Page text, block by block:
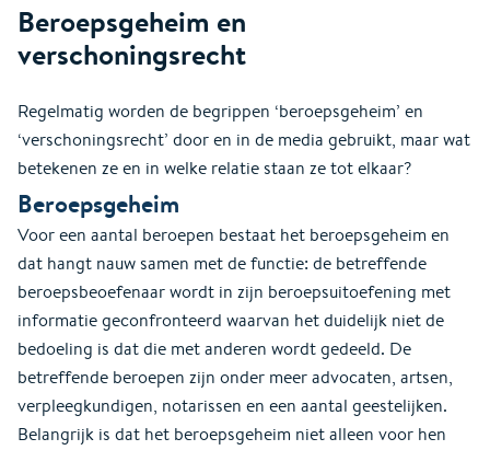
Beroepsgeheim en
verschoningsrecht
Regelmatig worden de begrippen ‘beroepsgeheim’ en
‘verschoningsrecht’ door en in de media gebruikt, maar wat
betekenen ze en in welke relatie staan ze tot elkaar?
Beroepsgeheim
Voor een aantal beroepen bestaat het beroepsgeheim en
dat hangt nauw samen met de functie: de betreffende
beroepsbeoefenaar wordt in zijn beroepsuitoefening met
informatie geconfronteerd waarvan het duidelijk niet de
bedoeling is dat die met anderen wordt gedeeld. De
betreffende beroepen zijn onder meer advocaten, artsen,
verpleegkundigen, notarissen en een aantal geestelijken.
Belangrijk is dat het beroepsgeheim niet alleen voor hen